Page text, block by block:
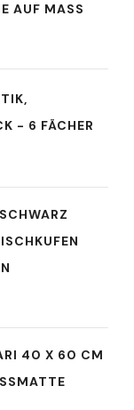
AUF MASS
- 6 FÄCHER
40 X 60 CM
L